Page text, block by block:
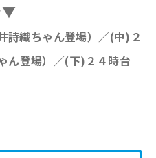
▼
詩織ちゃん登場）／(中)２
登場） ／(下)２４時台